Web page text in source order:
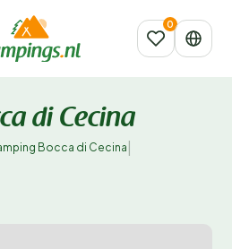
di Cecina
Bocca di Cecina